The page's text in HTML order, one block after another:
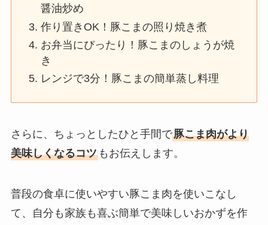
醤油炒め
作り置きOK！豚こまの照り焼き煮
お弁当にぴったり！豚こまのしょうが焼
き
レンジで3分！豚こまの簡単蒸し料理
さらに、ちょっとしたひと手間で豚こま肉がより
美味しくなるコツもお伝えします。
普段の食卓に使いやすい豚こま肉を使いこなし
て、自分も家族も喜ぶ簡単で美味しいおかずを作